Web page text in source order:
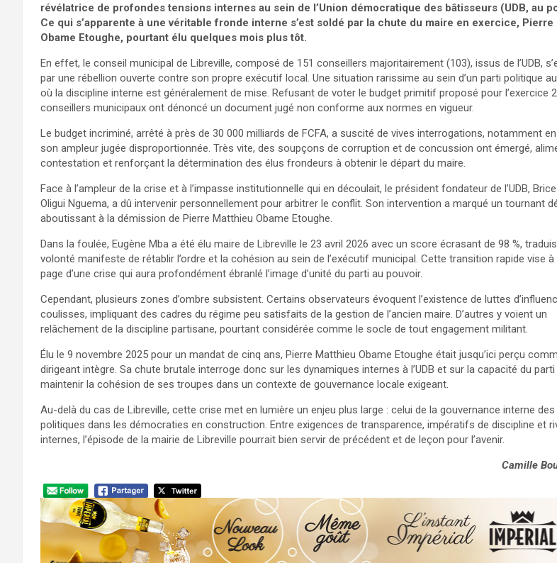
révélatrice de profondes tensions internes au sein de l’Union démocratique des bâtisseurs (UDB, au
Ce qui s’apparente à une véritable fronde interne s’est soldé par la chute du maire en exercice, Pierre
Obame Etoughe, pourtant élu quelques mois plus tôt.
En effet, le conseil municipal de Libreville, composé de 151 conseillers majoritairement (103), issus de l’UDB,
par une rébellion ouverte contre son propre exécutif local. Une situation rarissime au sein d’un parti politique
où la discipline interne est généralement de mise. Refusant de voter le budget primitif proposé pour l’exercice
conseillers municipaux ont dénoncé un document jugé non conforme aux normes en vigueur.
Le budget incriminé, arrêté à près de 30 000 milliards de FCFA, a suscité de vives interrogations, notamment
son ampleur jugée disproportionnée. Très vite, des soupçons de corruption et de concussion ont émergé,
contestation et renforçant la détermination des élus frondeurs à obtenir le départ du maire.
Face à l’ampleur de la crise et à l’impasse institutionnelle qui en découlait, le président fondateur de l’UDB,
Oligui Nguema, a dû intervenir personnellement pour arbitrer le conflit. Son intervention a marqué un tournant
aboutissant à la démission de Pierre Matthieu Obame Etoughe.
Dans la foulée, Eugène Mba a été élu maire de Libreville le 23 avril 2026 avec un score écrasant de 98 %,
volonté manifeste de rétablir l’ordre et la cohésion au sein de l’exécutif municipal. Cette transition rapide vise
page d’une crise qui aura profondément ébranlé l’image d’unité du parti au pouvoir.
Cependant, plusieurs zones d’ombre subsistent. Certains observateurs évoquent l’existence de luttes
coulisses, impliquant des cadres du régime peu satisfaits de la gestion de l’ancien maire. D’autres y voient un
relâchement de la discipline partisane, pourtant considérée comme le socle de tout engagement militant.
Élu le 9 novembre 2025 pour un mandat de cinq ans, Pierre Matthieu Obame Etoughe était jusqu’ici perçu
dirigeant intègre. Sa chute brutale interroge donc sur les dynamiques internes à l’UDB et sur la capacité du parti
maintenir la cohésion de ses troupes dans un contexte de gouvernance locale exigeant.
Au-delà du cas de Libreville, cette crise met en lumière un enjeu plus large : celui de la gouvernance interne
politiques dans les démocraties en construction. Entre exigences de transparence, impératifs de discipline et
internes, l’épisode de la mairie de Libreville pourrait bien servir de précédent et de leçon pour l’avenir.
Camille